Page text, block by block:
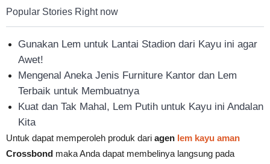
Popular Stories Right now
Gunakan Lem untuk Lantai Stadion dari Kayu ini agar
Awet!
Mengenal Aneka Jenis Furniture Kantor dan Lem
Terbaik untuk Membuatnya
Kuat dan Tak Mahal, Lem Putih untuk Kayu ini Andalan
Kita
Untuk dapat memperoleh produk dari agen lem kayu aman
Crossbond maka Anda dapat membelinya langsung pada